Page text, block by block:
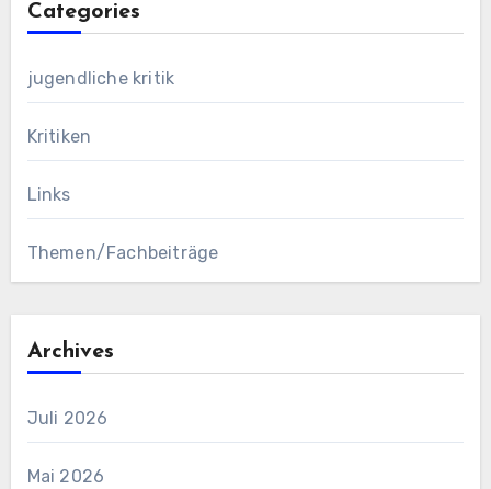
Categories
jugendliche kritik
Kritiken
Links
Themen/Fachbeiträge
Archives
Juli 2026
Mai 2026